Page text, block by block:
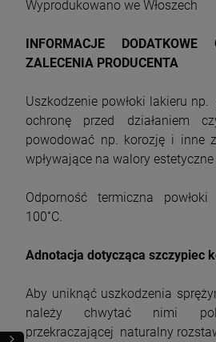
Wyprodukowano we Włoszech
INFORMACJE
ZALECENIA PRODUCENTA
Uszkodzenie powłoki lakieru np.
ochronę przed działaniem
powodować np. korozję i inne
wpływające na walory
Odporność termiczna
100˚C.
Adnotacja dotycząca szczypiec
Aby uniknąć uszkodzenia
należy chwytać nimi
przekraczającej naturalny